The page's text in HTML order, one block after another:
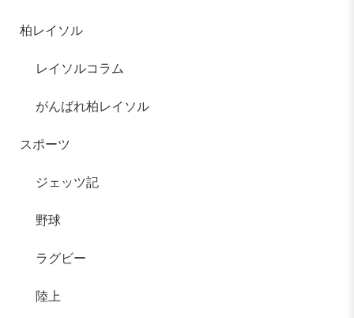
柏レイソル
レイソルコラム
がんばれ柏レイソル
スポーツ
ジェッツ記
野球
ラグビー
陸上